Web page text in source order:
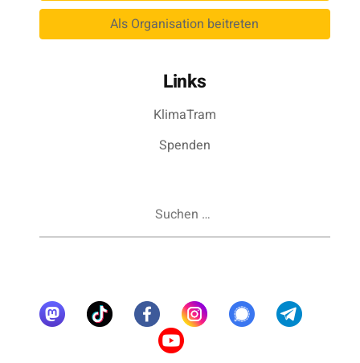
Als Organisation beitreten
Links
KlimaTram
Spenden